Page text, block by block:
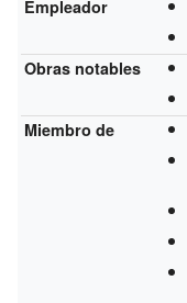
Empleador
Obras notables
Miembro de